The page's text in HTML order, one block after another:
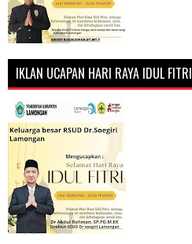
IKLAN UCAPAN HARI RAYA IDUL FITRI